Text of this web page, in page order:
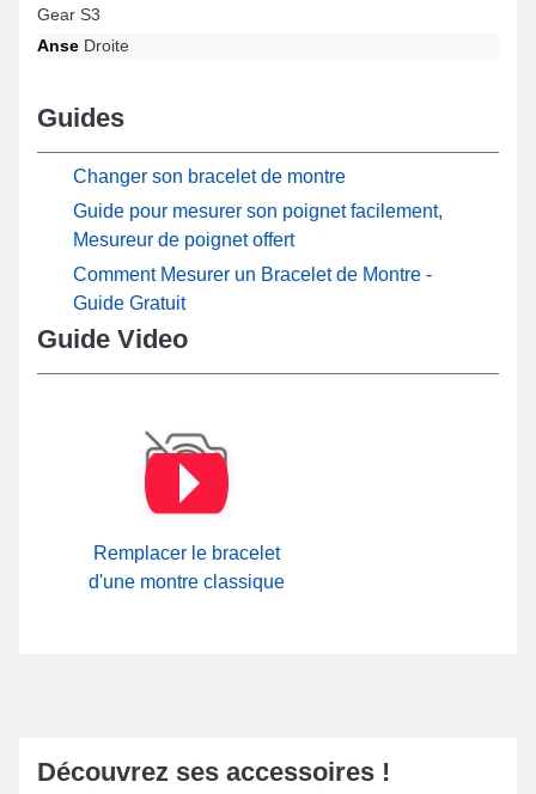
Gear S3
Anse Droite
Guides
Changer son bracelet de montre
Guide pour mesurer son poignet facilement,
Mesureur de poignet offert
Comment Mesurer un Bracelet de Montre -
Guide Gratuit
Guide Video
Remplacer le bracelet
d'une montre classique
Découvrez ses accessoires !